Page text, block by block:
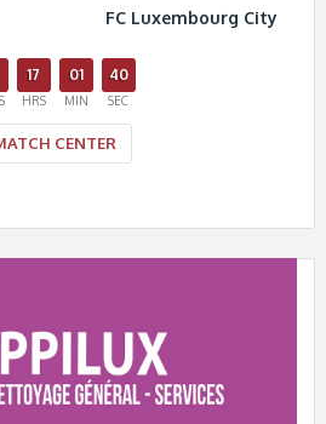
FC Luxembourg City
17
HRS
01
MIN
40
SEC
CENTER